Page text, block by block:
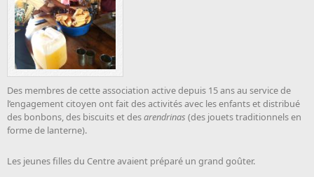
Des membres de cette association active depuis 15 ans au service de
l’engagement citoyen ont fait des activités avec les enfants et distribué
des bonbons, des biscuits et desarendrinas (des jouets traditionnels en
forme de lanterne).
Les jeunes filles du Centre avaient préparé un grand goûter.